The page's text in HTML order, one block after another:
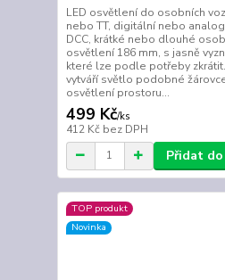
LED osvětlení do osobních
nebo TT, digitální nebo
DCC, krátké nebo dlouhé
osvětlení 186 mm, s jasně
které lze podle potřeby
vytváří světlo podobné
osvětlení prostoru...
499 Kč/ks
412 Kč bez DPH
Přidat
TOP produkt
Novinka